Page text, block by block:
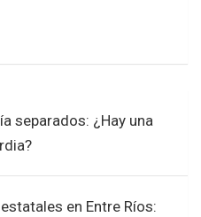
separados: ¿Hay una
en Entre Ríos: